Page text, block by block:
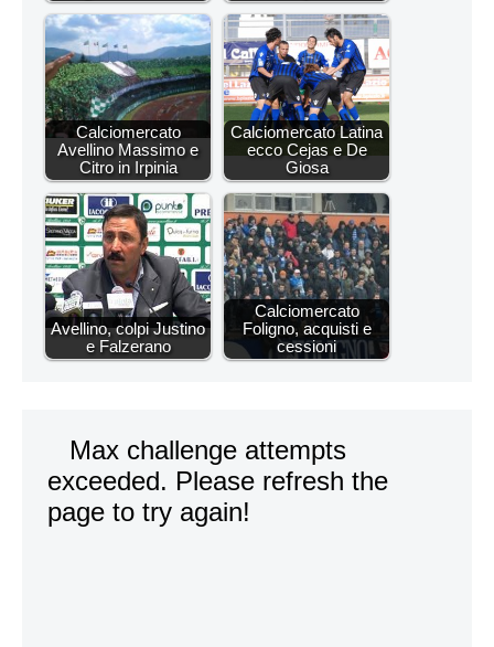
Calciomercato
Avellino Massimo e
Citro in Irpinia
Calciomercato Latina
ecco Cejas e De
Giosa
Avellino, colpi Justino
e Falzerano
Calciomercato
Foligno, acquisti e
cessioni